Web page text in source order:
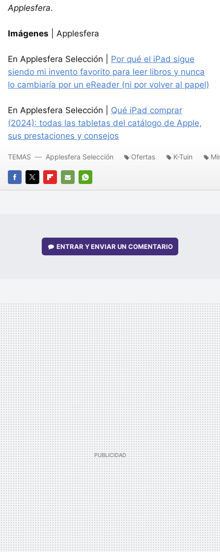
Applesfera.
Imágenes | Applesfera
En Applesfera Selección | Por qué el iPad sigue
siendo mi invento favorito para leer libros y nunca
lo cambiaría por un eReader (ni por volver al papel)
En Applesfera Selección | Qué iPad comprar
(2024): todas las tabletas del catálogo de Apple,
sus prestaciones y consejos
FACEBOOK
TWITTERFLIPBOARD
E-
WHATSAPP
TEMAS Applesfera Selección Ofertas K-Tuin
ENTRAR Y ENVIAR UN COMENTARIO